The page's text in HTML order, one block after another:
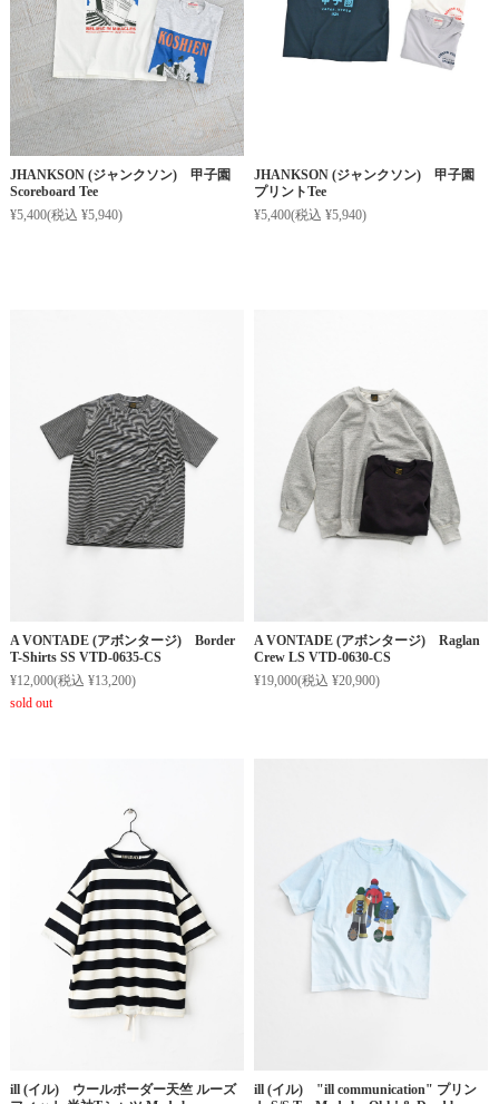
JHANKSON (ジャンクソン) 甲子園
Scoreboard Tee
¥5,400(税込 ¥5,940)
JHANKSON (ジャンクソン) 甲子園
プリントTee
¥5,400(税込 ¥5,940)
A VONTADE (アボンタージ) Border
T-Shirts SS VTD-0635-CS
¥12,000(税込 ¥13,200)
sold out
A VONTADE (アボンタージ) Raglan
Crew LS VTD-0630-CS
¥19,000(税込 ¥20,900)
ill (イル) ウールボーダー天竺 ルーズ
ill (イル) "ill communication" プリン